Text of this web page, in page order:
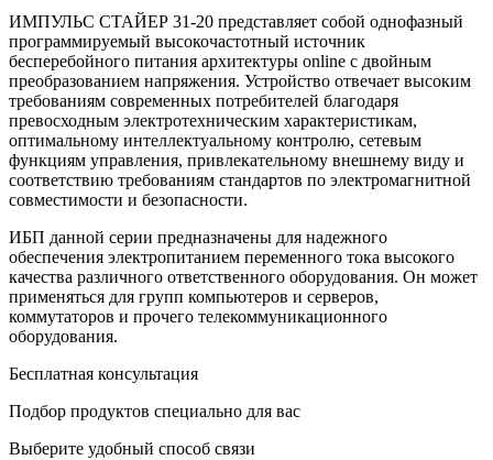
ИМПУЛЬС СТАЙЕР 31-20 представляет собой однофазный
программируемый высокочастотный источник
бесперебойного питания архитектуры online с двойным
преобразованием напряжения. Устройство отвечает высоким
требованиям современных потребителей благодаря
превосходным электротехническим характеристикам,
оптимальному интеллектуальному контролю, сетевым
функциям управления, привлекательному внешнему виду и
соответствию требованиям стандартов по электромагнитной
совместимости и безопасности.
ИБП данной серии предназначены для надежного
обеспечения электропитанием переменного тока высокого
качества различного ответственного оборудования. Он может
применяться для групп компьютеров и серверов,
коммутаторов и прочего телекоммуникационного
оборудования.
Бесплатная консультация
Подбор продуктов специально для вас
Выберите удобный способ связи